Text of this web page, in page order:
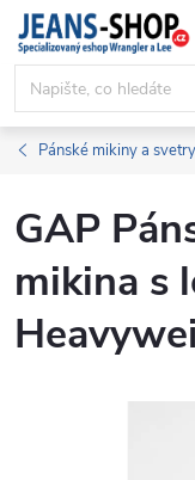
Přejít
obsah
Pánské mikiny a svetry
GAP
mikina s